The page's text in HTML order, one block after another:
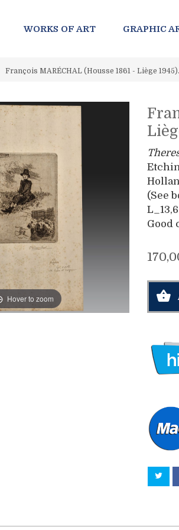
WORKS OF ART GRAPHIC
François MARÉCHAL (Housse 1861 - Liège
Hover to zoom
(See
Good